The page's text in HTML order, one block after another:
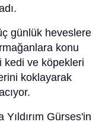
günlük heveslere
konu
kedi ve köpekleri
koklayarak
Gürses'in